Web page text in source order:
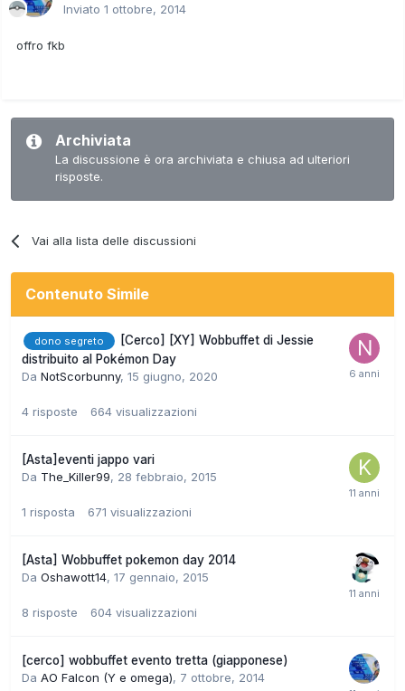
Inviato 1 ottobre, 2014
offro fkb
Archiviata
La discussione è ora archiviata e chiusa ad ulteriori
risposte.
Vai alla lista delle discussioni
Contenuto Simile
dono segreto
[Cerco] [XY] Wobbuffet di Jessie
distribuito al Pokémon Day
Da NotScorbunny, 15 giugno, 2020
4 risposte 664 visualizzazioni
[Asta]eventi jappo vari
Da The_Killer99, 28 febbraio, 2015
1 risposta 671 visualizzazioni
[Asta] Wobbuffet pokemon day 2014
Da Oshawott14, 17 gennaio, 2015
8 risposte 604 visualizzazioni
[cerco] wobbuffet evento tretta (giapponese)
Da AO Falcon (Y e omega), 7 ottobre, 2014